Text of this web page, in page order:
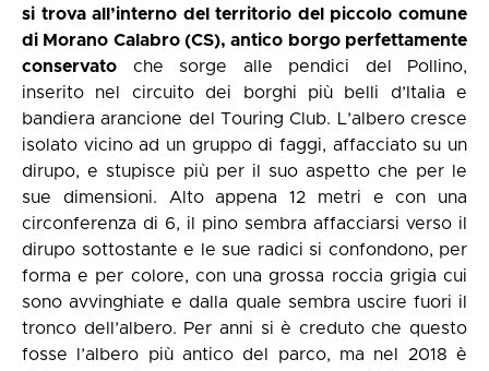
si trova all’interno del territorio del piccolo comune
di Morano Calabro (CS), antico borgo perfettamente
conservato che sorge alle pendici del Pollino,
inserito nel circuito dei borghi più belli d’Italia e
bandiera arancione del Touring Club. L’albero cresce
isolato vicino ad un gruppo di faggi, affacciato su un
dirupo, e stupisce più per il suo aspetto che per le
sue dimensioni. Alto appena 12 metri e con una
circonferenza di 6, il pino sembra affacciarsi verso il
dirupo sottostante e le sue radici si confondono, per
forma e per colore, con una grossa roccia grigia cui
sono avvinghiate e dalla quale sembra uscire fuori il
tronco dell’albero. Per anni si è creduto che questo
fosse l’albero più antico del parco, ma nel 2018 è